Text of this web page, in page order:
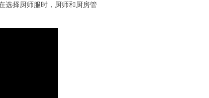
选择厨师服时，厨师和厨房管